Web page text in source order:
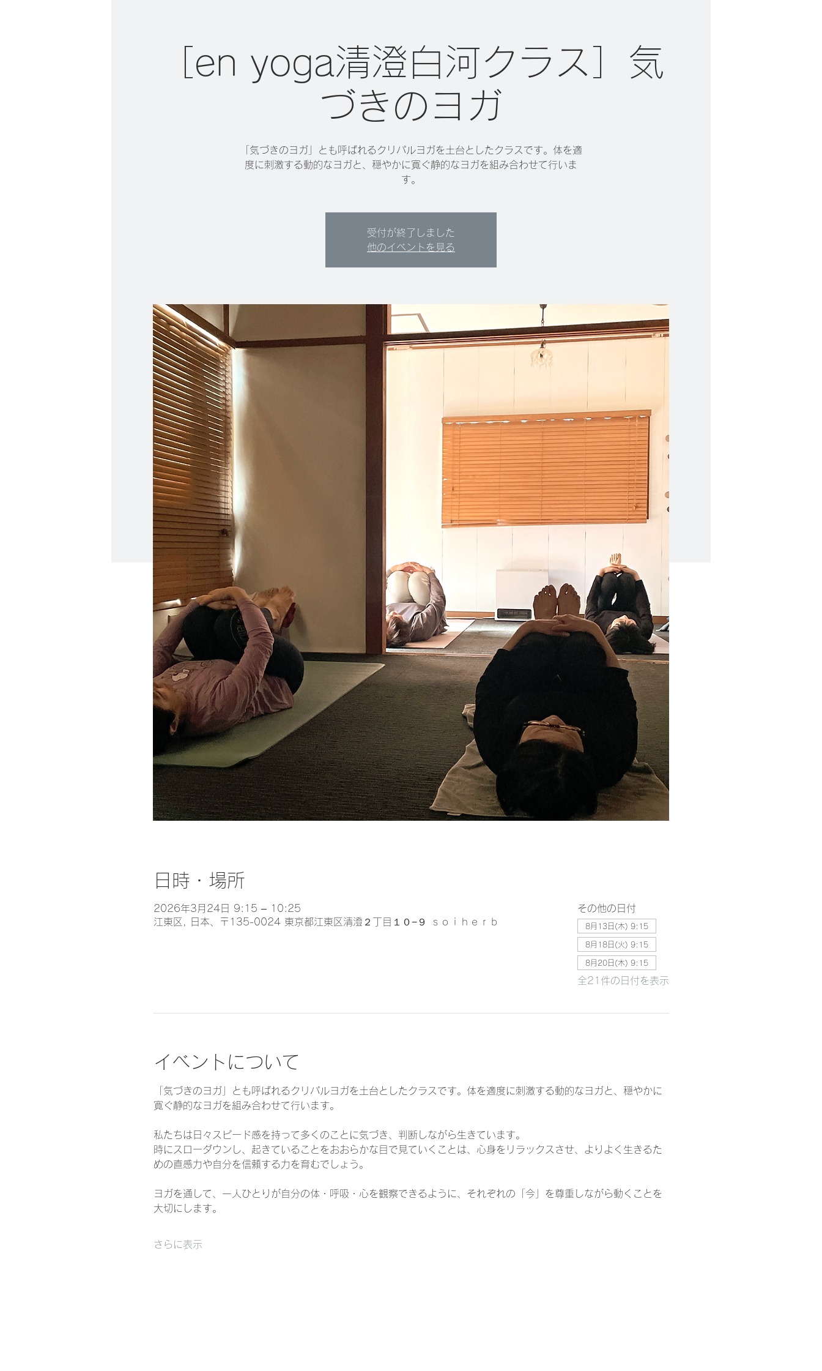
［en yoga清澄白河クラス］気
づきのヨガ
「気づきのヨガ」とも呼ばれるクリパルヨガを土台としたクラスです。体を適
度に刺激する動的なヨガと、穏やかに寛ぐ静的なヨガを組み合わせて行いま
す。
受付が終了しました
他のイベントを見る
日時・場所
2026年3月24日 9:15 – 10:25
江東区, 日本、〒135-0024 東京都江東区清澄２丁目１０−９ ｓｏｉｈｅｒｂ
その他の日付
8月13日(木) 9:15
8月18日(火) 9:15
8月20日(木) 9:15
全21件の日付を表示
イベントについて
「気づきのヨガ」とも呼ばれるクリパルヨガを土台としたクラスです。体を適度に刺激する動的なヨガと、穏やかに
寛ぐ静的なヨガを組み合わせて行います。
私たちは日々スピード感を持って多くのことに気づき、判断しながら生きています。
時にスローダウンし、起きていることをおおらかな目で見ていくことは、心身をリラックスさせ、よりよく生きるた
めの直感力や自分を信頼する力を育むでしょう。
ヨガを通して、一人ひとりが自分の体・呼吸・心を観察できるように、それぞれの「今」を尊重しながら動くことを
大切にします。
さらに表示